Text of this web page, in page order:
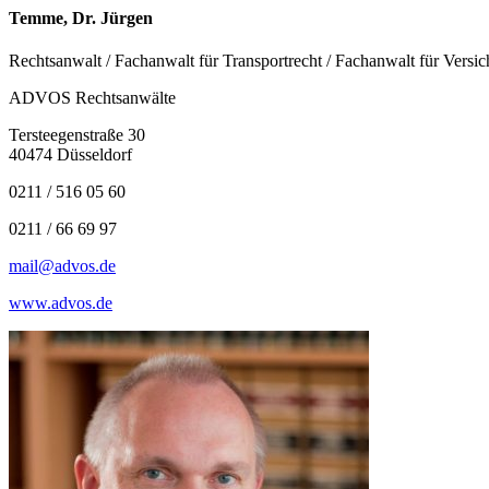
Temme, Dr. Jürgen
Rechtsanwalt / Fachanwalt für Transportrecht / Fachanwalt für
ADVOS Rechtsanwälte
Tersteegenstraße 30
40474 Düsseldorf
0211 / 516 05 60
0211 / 66 69 97
mail@advos.de
www.advos.de